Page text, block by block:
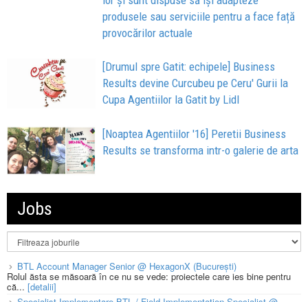
produsele sau serviciile pentru a face față
provocărilor actuale
[Drumul spre Gatit: echipele] Business
Results devine Curcubeu pe Ceru' Gurii la
Cupa Agentiilor la Gatit by Lidl
[Noaptea Agentiilor '16] Peretii Business
Results se transforma intr-o galerie de arta
Jobs
BTL Account Manager Senior @ HexagonX (București)
Rolul ăsta se măsoară în ce nu se vede: proiectele care ies bine pentru
că... [detalii]